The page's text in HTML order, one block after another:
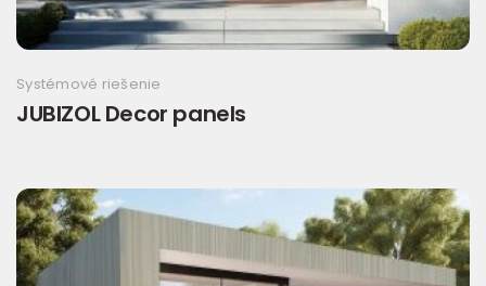
Systémové riešenie
JUBIZOL Decor panels